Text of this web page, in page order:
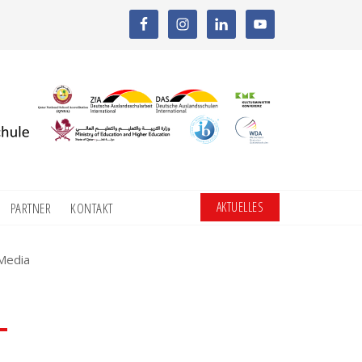
PARTNER KONTAKT AKTUELLES